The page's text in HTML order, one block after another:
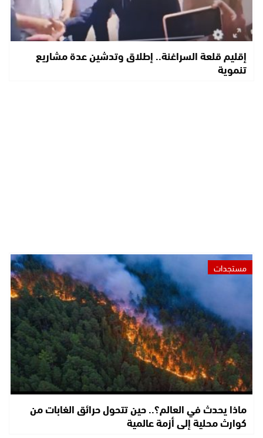
إقليم قلعة السراغنة.. إطلاق وتدشين عدة مشاريع
تنموية
مستجدات
ماذا يحدث في العالم؟.. حين تتحول حرائق الغابات من
كوارث محلية إلى أزمة عالمية